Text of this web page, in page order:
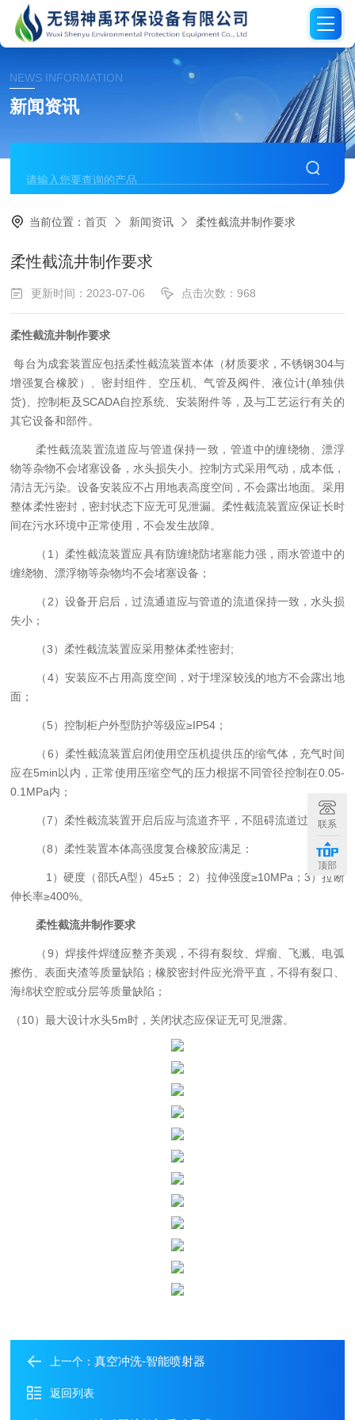
NEWS INFORMATION
新闻资讯
当前位置：首页 新闻资讯 柔性截流井制作要求
柔性截流井制作要求
更新时间：2023-07-06 点击次数：968
柔性截流井制作要求
每台为成套装置应包括柔性截流装置本体（材质要求，不锈钢304与
增强复合橡胶）、密封组件、空压机、气管及阀件、液位计(单独供
货)、控制柜及SCADA自控系统、安装附件等，及与工艺运行有关的
其它设备和部件。
柔性截流装置流道应与管道保持一致，管道中的缠绕物、漂浮
物等杂物不会堵塞设备，水头损失小。控制方式采用气动，成本低，
清洁无污染。设备安装应不占用地表高度空间，不会露出地面。采用
整体柔性密封，密封状态下应无可见泄漏。柔性截流装置应保证长时
间在污水环境中正常使用，不会发生故障。
（1）柔性截流装置应具有防缠绕防堵塞能力强，雨水管道中的
缠绕物、漂浮物等杂物均不会堵塞设备；
（2）设备开启后，过流通道应与管道的流道保持一致，水头损
失小；
（3）柔性截流装置应采用整体柔性密封;
（4）安装应不占用高度空间，对于埋深较浅的地方不会露出地
面；
（5）控制柜户外型防护等级应≥IP54；
（6）柔性截流装置启闭使用空压机提供压的缩气体，充气时间
应在5min以内，正常使用压缩空气的压力根据不同管径控制在0.05-
0.1MPa内；
（7）柔性截流装置开启后应与流道齐平，不阻碍流道过流；
（8）柔性装置本体高强度复合橡胶应满足：
1）硬度（邵氏A型）45±5； 2）拉伸强度≥10MPa；3）拉断
伸长率≥400%。
柔性截流井制作要求
（9） 焊接件焊缝应整齐美观，不得有裂纹、焊瘤、飞溅、电弧
擦伤、表面夹渣等质量缺陷；橡胶密封件应光滑平直，不得有裂口、
海绵状空腔或分层等质量缺陷；
（10）最大设计水头5m时，关闭状态应保证无可见泄露。
上一个：真空冲洗-智能喷射器
返回列表
联系
顶部